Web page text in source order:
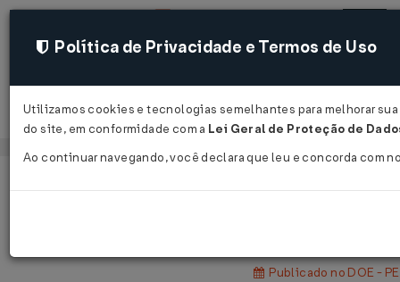
Acessar
Publicado no DOE -
Política de Privacidade e Termos de Uso
Utilizamos cookies e tecnologias semelhantes para melhorar
do site, em conformidade com a Lei Geral de Proteção de
Ao continuar navegando, você declara que leu e concorda com